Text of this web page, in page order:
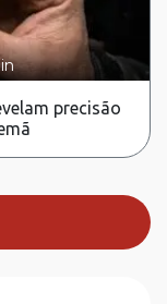
precisão